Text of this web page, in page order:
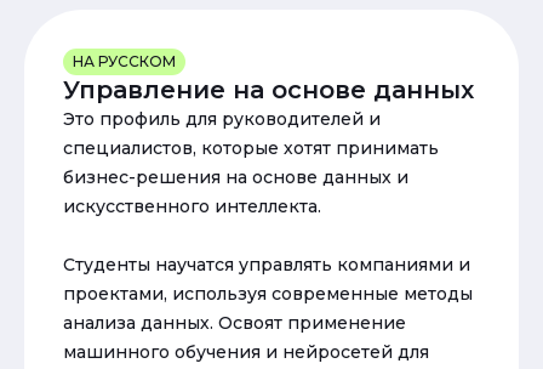
НА РУССКОМ
Управление на основе данных
Это профиль для руководителей и
специалистов, которые хотят принимать
бизнес-решения на основе данных и
искусственного интеллекта.
Студенты научатся управлять компаниями и
проектами, используя современные методы
анализа данных. Освоят применение
машинного обучения и нейросетей для